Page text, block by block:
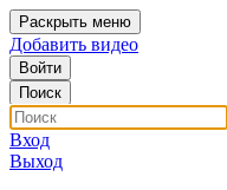
Раскрыть меню
Добавить видео
Войти
Поиск
Вход
Выход